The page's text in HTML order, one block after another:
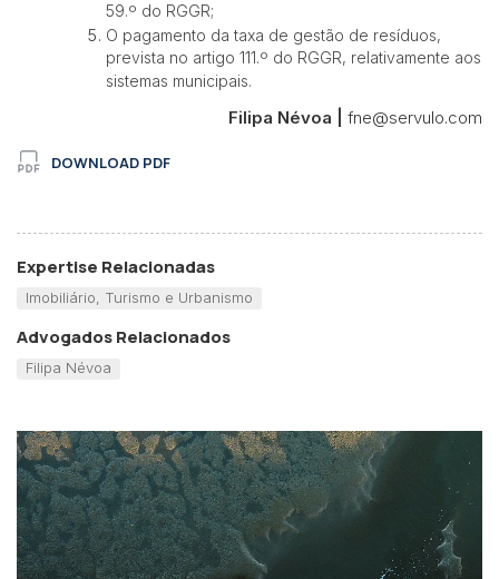
59.º do RGGR;
O pagamento da taxa de gestão de resíduos,
prevista no artigo 111.º do RGGR, relativamente aos
sistemas municipais.
Filipa Névoa |
fne@servulo.com
DOWNLOAD PDF
Expertise Relacionadas
Imobiliário, Turismo e Urbanismo
Advogados Relacionados
Filipa Névoa